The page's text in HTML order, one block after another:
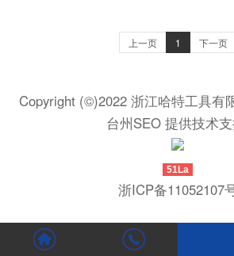
上一页 1 下一页
Copyright (©)2022 浙江哈特工具有
台州SEO提供技术支
51La
浙ICP备11052107